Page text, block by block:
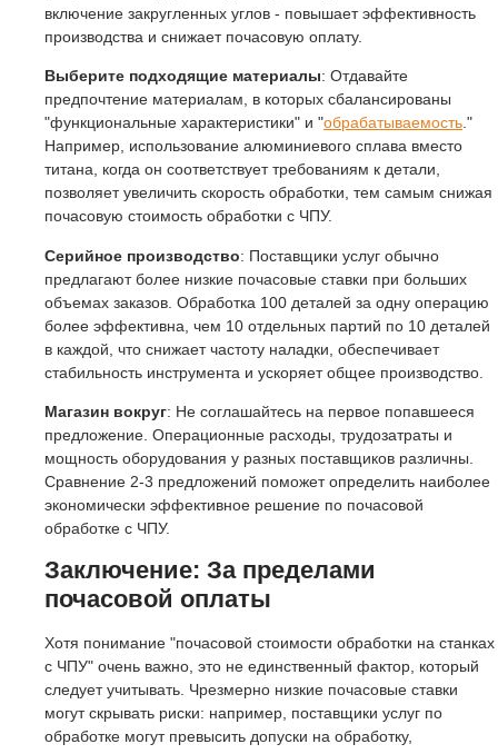
включение закругленных углов - повышает эффективность
производства и снижает почасовую оплату.
Выберите подходящие материалы: Отдавайте
предпочтение материалам, в которых сбалансированы
"функциональные характеристики" и "обрабатываемость."
Например, использование алюминиевого сплава вместо
титана, когда он соответствует требованиям к детали,
позволяет увеличить скорость обработки, тем самым снижая
почасовую стоимость обработки с ЧПУ.
Серийное производство: Поставщики услуг обычно
предлагают более низкие почасовые ставки при больших
объемах заказов. Обработка 100 деталей за одну операцию
более эффективна, чем 10 отдельных партий по 10 деталей
в каждой, что снижает частоту наладки, обеспечивает
стабильность инструмента и ускоряет общее производство.
Магазин вокруг: Не соглашайтесь на первое попавшееся
предложение. Операционные расходы, трудозатраты и
мощность оборудования у разных поставщиков различны.
Сравнение 2-3 предложений поможет определить наиболее
экономически эффективное решение по почасовой
обработке с ЧПУ.
Заключение: За пределами
почасовой оплаты
Хотя понимание "почасовой стоимости обработки на станках
с ЧПУ" очень важно, это не единственный фактор, который
следует учитывать. Чрезмерно низкие почасовые ставки
могут скрывать риски: например, поставщики услуг по
обработке могут превысить допуски на обработку,